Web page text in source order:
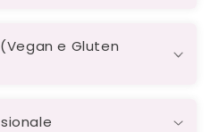
e Gluten